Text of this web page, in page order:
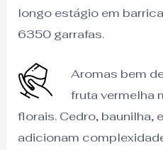
longo estágio em
6350 garrafas.
Aromas bem
fruta vermelha
florais. Cedro, baunilha,
adicionam